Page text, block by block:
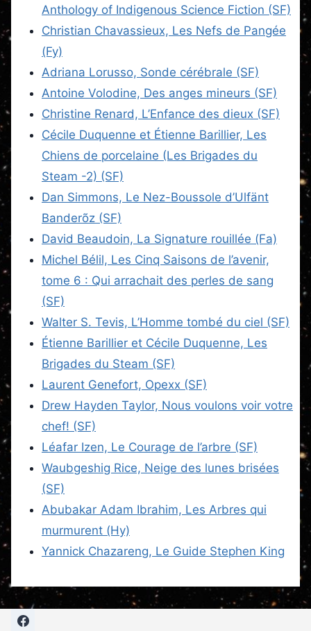
Anthology of Indigenous Science Fiction (SF)
Christian Chavassieux, Les Nefs de Pangée
(Fy)
Adriana Lorusso, Sonde cérébrale (SF)
Antoine Volodine, Des anges mineurs (SF)
Christine Renard, L’Enfance des dieux (SF)
Cécile Duquenne et Étienne Barillier, Les
Chiens de porcelaine (Les Brigades du
Steam -2) (SF)
Dan Simmons, Le Nez-Boussole d’Ulfänt
Banderõz (SF)
David Beaudoin, La Signature rouillée (Fa)
Michel Bélil, Les Cinq Saisons de l’avenir,
tome 6 : Qui arrachait des perles de sang
(SF)
Walter S. Tevis, L’Homme tombé du ciel (SF)
Étienne Barillier et Cécile Duquenne, Les
Brigades du Steam (SF)
Laurent Genefort, Opexx (SF)
Drew Hayden Taylor, Nous voulons voir votre
chef! (SF)
Léafar Izen, Le Courage de l’arbre (SF)
Waubgeshig Rice, Neige des lunes brisées
(SF)
Abubakar Adam Ibrahim, Les Arbres qui
murmurent (Hy)
Yannick Chazareng, Le Guide Stephen King